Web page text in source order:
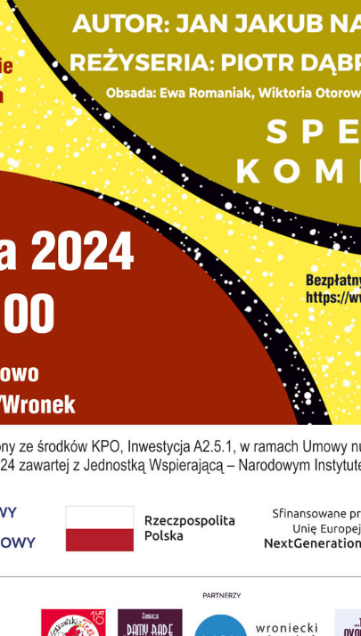
Ustawienia
Szanujemy Twoją prywatność.
cookies lub zaakceptować je
momencie możesz dokonać zmiany
Niezbędne